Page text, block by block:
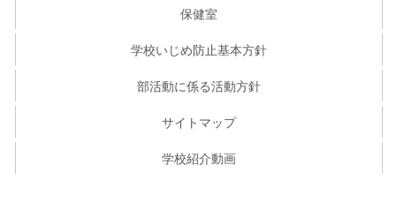
保健室
学校いじめ防止基本方針
部活動に係る活動方針
サイトマップ
学校紹介動画